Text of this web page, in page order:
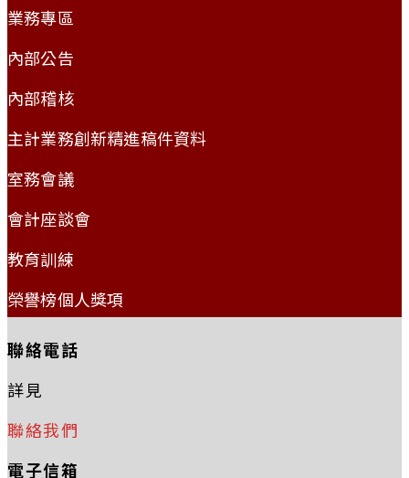
業務專區
內部公告
內部稽核
主計業務創新精進稿件資料
室務會議
會計座談會
教育訓練
榮譽榜個人獎項
聯絡電話
詳見
聯絡我們
電子信箱